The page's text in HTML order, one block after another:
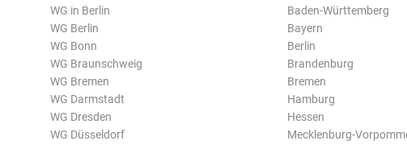
WG in Berlin
WG Berlin
WG Bonn
WG Braunschweig
WG Bremen
WG Darmstadt
WG Dresden
WG Düsseldorf
Baden-Württemberg
Bayern
Berlin
Brandenburg
Bremen
Hamburg
Hessen
Mecklenburg-